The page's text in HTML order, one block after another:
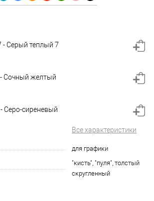
- Серый теплый 7
- Сочный желтый
- Серо-сиреневый
Все характеристики
для графики
"кисть", "пуля", толстый
скругленный